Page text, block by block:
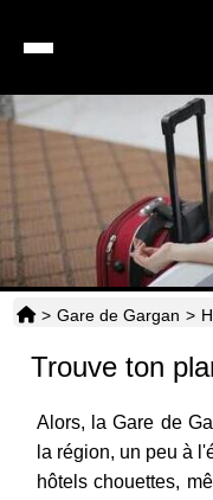
> Gare de Gargan >
Trouve ton
Alors, la Gare de
la région, un peu à
hôtels chouettes,